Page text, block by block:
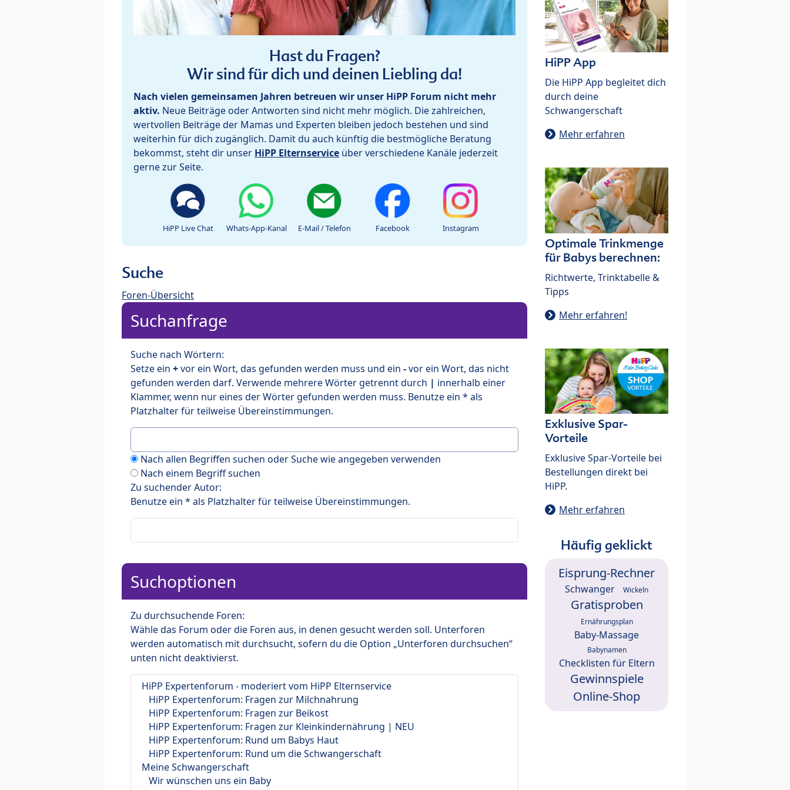
Hast du Fragen?
Wir sind für dich und deinen Liebling da!
Nach vielen gemeinsamen Jahren betreuen wir unser HiPP Forum nicht mehr
aktiv. Neue Beiträge oder Antworten sind nicht mehr möglich. Die zahlreichen,
wertvollen Beiträge der Mamas und Experten bleiben jedoch bestehen und sind
weiterhin für dich zugänglich. Damit du auch künftig die bestmögliche Beratung
bekommst, steht dir unser HiPP Elternservice über verschiedene Kanäle jederzeit
gerne zur Seite.
HiPP Live Chat Whats-App-Kanal E-Mail / Telefon Facebook Instagram
Suche
Foren-Übersicht
Suchanfrage
Suche nach Wörtern:
Setze ein +vor ein Wort, das gefunden werden muss und ein -vor ein Wort, das nicht
gefunden werden darf. Verwende mehrere Wörter getrennt durch | innerhalb einer
Klammer, wenn nur eines der Wörter gefunden werden muss. Benutze ein * als
Platzhalter für teilweise Übereinstimmungen.
Nach allen Begriffen suchen oder Suche wie angegeben verwenden
Nach einem Begriff suchen
Zu suchender Autor:
Benutze ein * als Platzhalter für teilweise Übereinstimmungen.
Suchoptionen
Zu durchsuchende Foren:
Wähle das Forum oder die Foren aus, in denen gesucht werden soll. Unterforen
werden automatisch mit durchsucht, sofern du die Option „Unterforen durchsuchen“
unten nicht deaktivierst.
HiPP App
Die HiPP App begleitet dich
durch deine
Schwangerschaft
Mehr erfahren
Optimale Trinkmenge
für Babys berechnen:
Richtwerte, Trinktabelle &
Tipps
Mehr erfahren!
Exklusive Spar-
Vorteile
Exklusive Spar-Vorteile bei
Bestellungen direkt bei
HiPP.
Mehr erfahren
Häufig geklickt
Eisprung-Rechner
Schwanger Wickeln
Gratisproben
Ernährungsplan
Baby-Massage
Babynamen
Checklisten für Eltern
Gewinnspiele
Online-Shop